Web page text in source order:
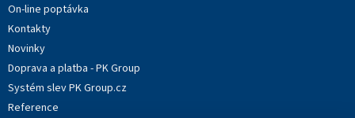
On-line poptávka
Kontakty
Novinky
Doprava a platba - PK Group
Systém slev PK Group.cz
Reference